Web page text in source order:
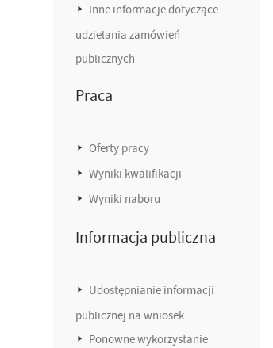
Inne informacje dotyczące
udzielania zamówień
publicznych
Praca
Oferty pracy
Wyniki kwalifikacji
Wyniki naboru
Informacja publiczna
Udostępnianie informacji
publicznej na wniosek
Ponowne wykorzystanie